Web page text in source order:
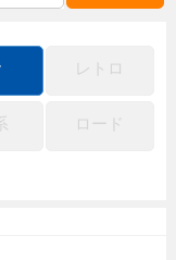
レトロ
ロード